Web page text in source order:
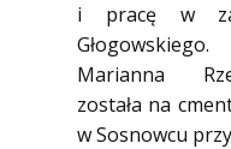
i pracę w
Głogowskiego.
Marianna
została na
w Sosnowcu